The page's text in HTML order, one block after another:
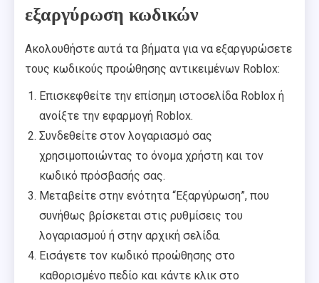
εξαργύρωση κωδικών
Ακολουθήστε αυτά τα βήματα για να εξαργυρώσετε
τους κωδικούς προώθησης αντικειμένων Roblox:
Επισκεφθείτε την επίσημη ιστοσελίδα Roblox ή
ανοίξτε την εφαρμογή Roblox.
Συνδεθείτε στον λογαριασμό σας
χρησιμοποιώντας το όνομα χρήστη και τον
κωδικό πρόσβασής σας.
Μεταβείτε στην ενότητα “Εξαργύρωση”, που
συνήθως βρίσκεται στις ρυθμίσεις του
λογαριασμού ή στην αρχική σελίδα.
Εισάγετε τον κωδικό προώθησης στο
καθορισμένο πεδίο και κάντε κλικ στο